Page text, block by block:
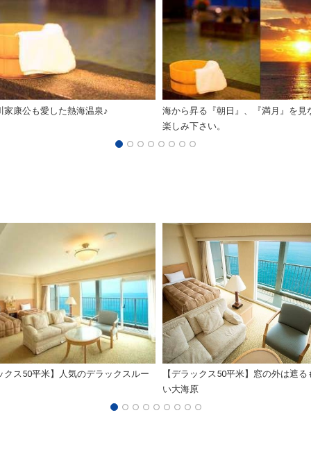
家康公も愛した熱海温泉♪
海から昇る『朝日』、『満月』を見
楽しみ下さい。
クス50平米】人気のデラックスルー
【デラックス50平米】窓の外は遮る
い大海原